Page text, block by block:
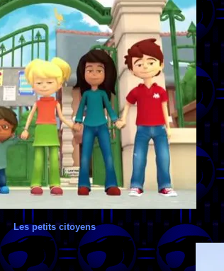
Les petits citoyens